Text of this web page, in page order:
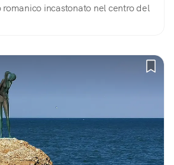
incastonato nel centro del